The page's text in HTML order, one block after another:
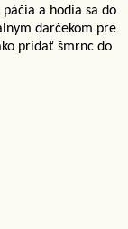
a hodia sa do
darčekom pre
pridať šmrnc do